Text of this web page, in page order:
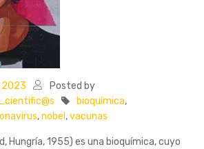
2023
Posted by
bioquímica,
,nobel ,vacunas
Hungría, 1955) es una bioquímica, cuyo